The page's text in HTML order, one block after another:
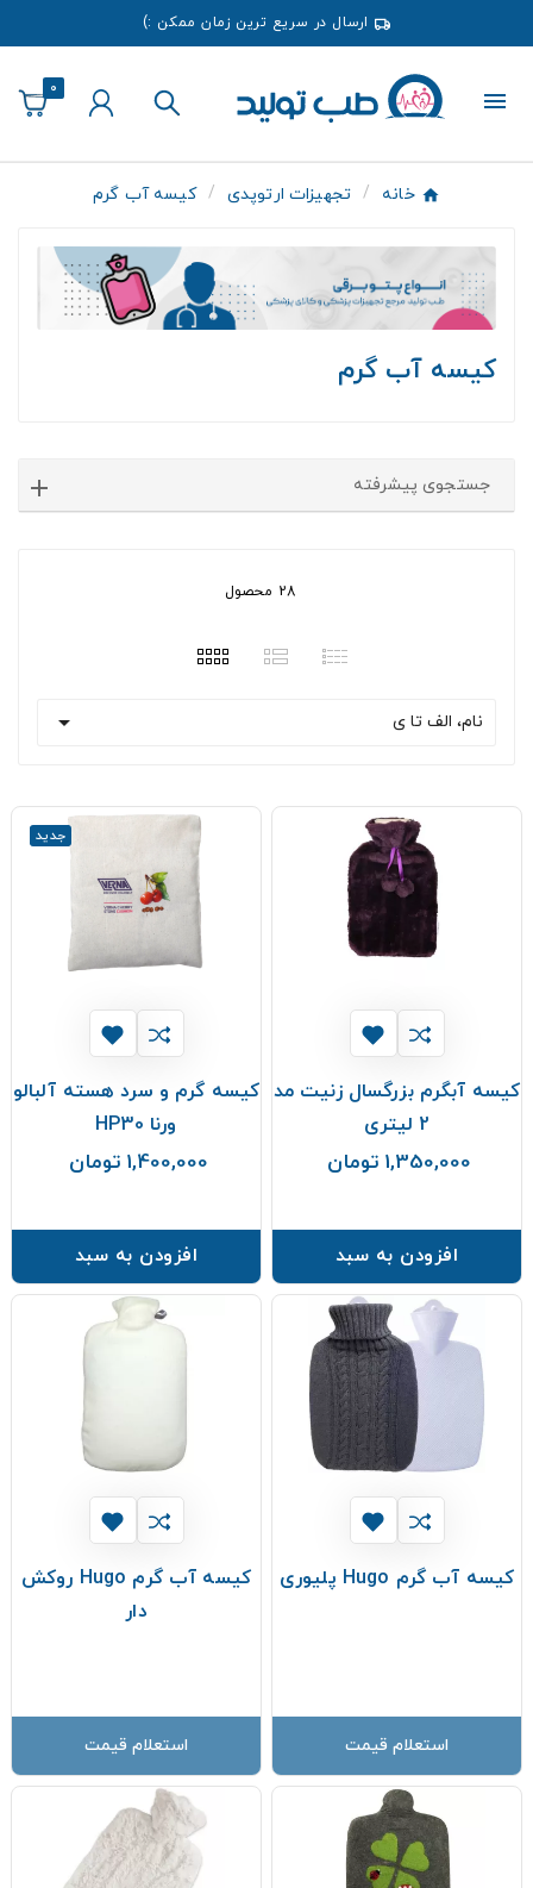
ارسال در سریع ترین زمان ممکن :)
0
خانه تجهیزات ارتوپدی کیسه آب گرم
کیسه آب گرم
جستجوی پیشرفته
28 محصول
نام، الف تا ی 
کیسه آبگرم بزرگسال زنیت مد
2 لیتری
1,350,000 تومان
افزودن به سبد
جدید
کیسه گرم و سرد هسته آلبالو
ورنا HP30
1,400,000 تومان
افزودن به سبد
کیسه آب گرم Hugo پلیوری
استعلام قیمت
کیسه آب گرم Hugo روکش
دار
استعلام قیمت